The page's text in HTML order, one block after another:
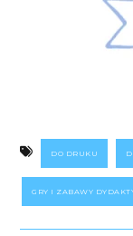
DO DRUKU
GRY I ZABAWY